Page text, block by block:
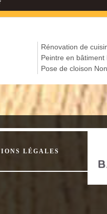
Rénovation de
Peintre en bâtiment
Pose de cloison
LÉGALES